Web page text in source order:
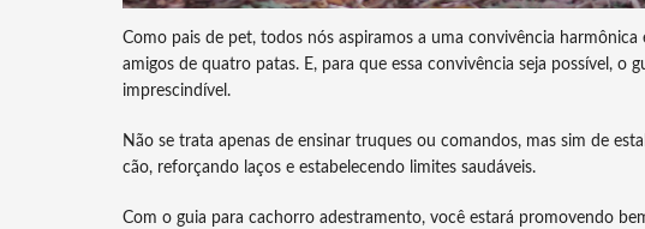
Como pais de pet, todos nós aspiramos a uma convivência
amigos de quatro patas. E, para que essa convivência seja possível, o
imprescindível.
Não se trata apenas de ensinar truques ou comandos, mas sim de
cão, reforçando laços e estabelecendo limites saudáveis.
Com o guia para cachorro adestramento, você estará promovendo